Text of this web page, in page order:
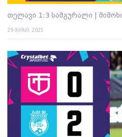
თელავი 1:3 სამგურალი |
29 მაისი. 2025